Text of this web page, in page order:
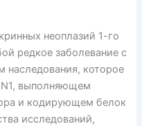
неоплазий 1-го
редкое заболевание с
которое
выполняющем
и кодирующем белок
исследований,